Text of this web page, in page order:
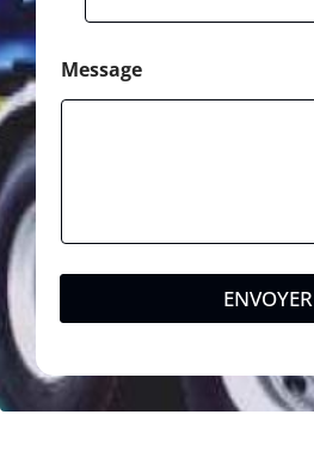
Message
ENVOYER